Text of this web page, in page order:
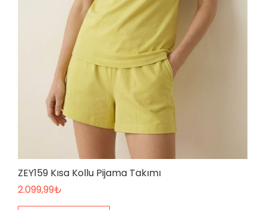
ZEY159 Kısa Kollu Pijama Takımı
2.099,99₺